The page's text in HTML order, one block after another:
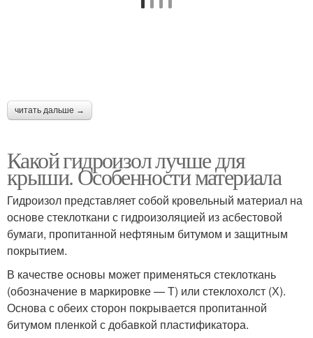
читать дальше →
Какой гидроизол лучше для
крыши. Особенности материала
Гидроизол представляет собой кровельный материал на
основе стеклоткани с гидроизоляцией из асбестовой
бумаги, пропитанной нефтяным битумом и защитным
покрытием.
В качестве основы может применяться стеклоткань
(обозначение в маркировке — Т) или стеклохолст (Х).
Основа с обеих сторон покрывается пропитанной
битумом пленкой с добавкой пластификатора.